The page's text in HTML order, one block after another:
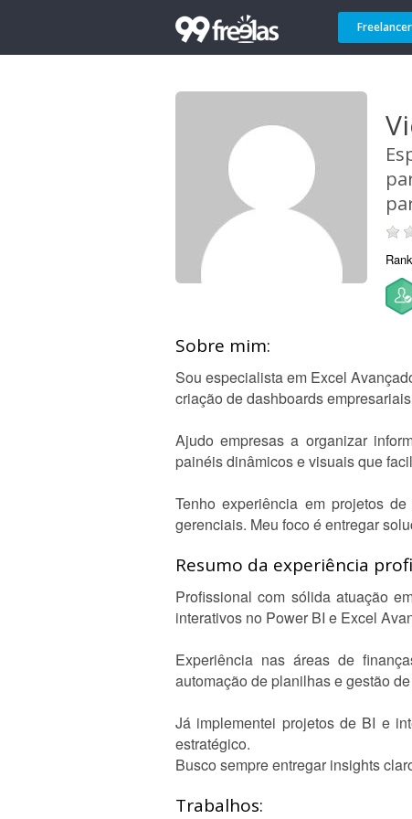
Sobre mim:
Sou especialista em Excel
criação de dashboards
Ajudo empresas a organizar
painéis dinâmicos e visuais que
Tenho experiência em projetos
gerenciais. Meu foco é entregar
Resumo da experiência
Profissional com sólida atuação
interativos no Power BI e Excel
Experiência nas áreas de
automação de planilhas e gestão
Já implementei projetos de BI e
estratégico.
Busco sempre entregar insights
Trabalhos: